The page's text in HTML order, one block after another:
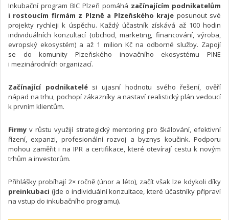
Inkubační program BIC Plzeň pomáhá začínajícím podnikatelům
i rostoucím firmám z Plzně a Plzeňského kraje posunout své
projekty rychleji k úspěchu. Každý účastník získává až 100 hodin
individuálních konzultací (obchod, marketing, financování, výroba,
evropský ekosystém) a až 1 milion Kč na odborné služby. Zapojí
se do komunity Plzeňského inovačního ekosystému PINE
i mezinárodních organizací.
Začínající podnikatelési ujasní hodnotu svého řešení, ověří
nápad na trhu, pochopí zákazníky a nastaví realistický plán vedoucí
k prvním klientům.
Firmy v růstu využijí strategický mentoring pro škálování, efektivní
řízení, expanzi, profesionální rozvoj a byznys koučink. Podporu
mohou zaměřit i na IPR a certifikace, které otevírají cestu k novým
trhům a investorům.
Přihlášky probíhají 2× ročně (únor a léto), začít však lze kdykoli díky
preinkubaci (jde o individuální konzultace, které účastníky připraví
na vstup do inkubačního programu).